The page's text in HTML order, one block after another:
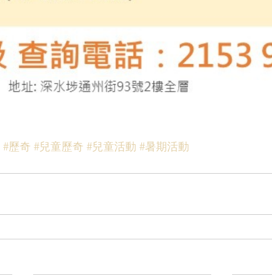
#歷奇 #兒童歷奇 #兒童活動 #暑期活動